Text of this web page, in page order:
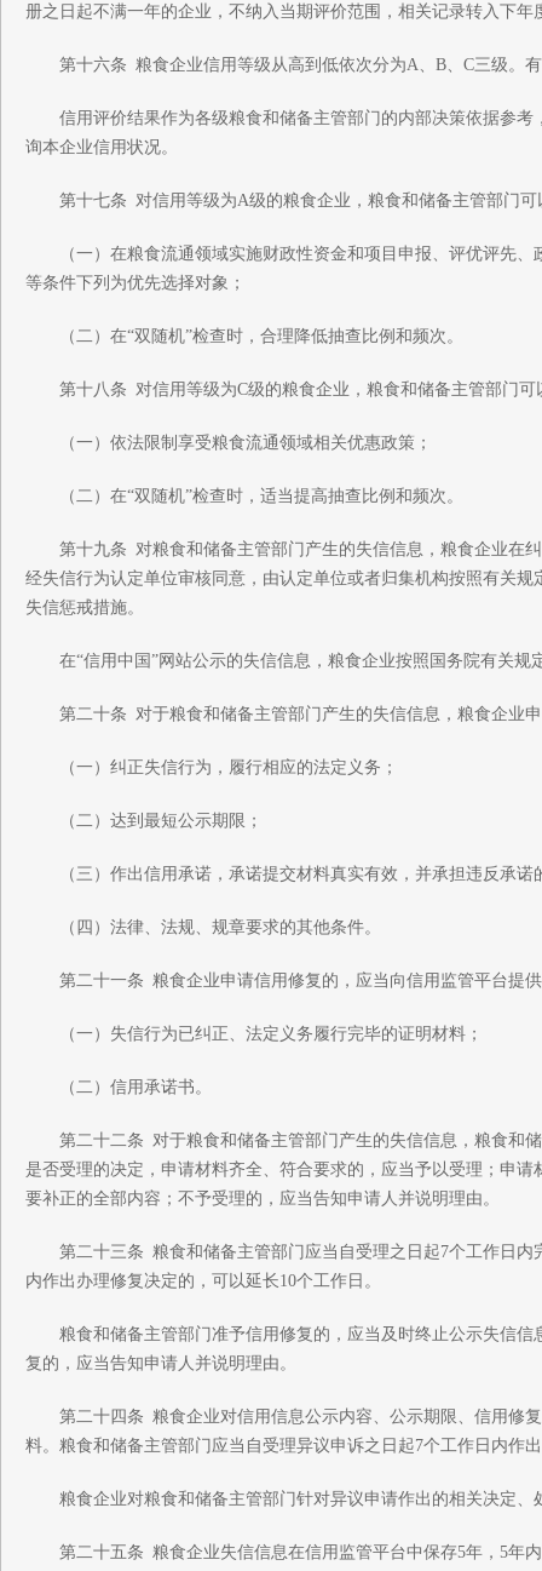
册之日起不满一年的企业，不纳入当期评价范围，相关记录转入下年
第十六条 粮食企业信用等级从高到低依次分为A、B、C三级。有
信用评价结果作为各级粮食和储备主管部门的内部决策依据参考
询本企业信用状况。
第十七条 对信用等级为A级的粮食企业，粮食和储备主管部门可
（一）在粮食流通领域实施财政性资金和项目申报、评优评先、
等条件下列为优先选择对象；
（二）在“双随机”检查时，合理降低抽查比例和频次。
第十八条 对信用等级为C级的粮食企业，粮食和储备主管部门可
（一）依法限制享受粮食流通领域相关优惠政策；
（二）在“双随机”检查时，适当提高抽查比例和频次。
第十九条 对粮食和储备主管部门产生的失信信息，粮食企业在纠
经失信行为认定单位审核同意，由认定单位或者归集机构按照有关
失信惩戒措施。
在“信用中国”网站公示的失信信息，粮食企业按照国务院有关规
第二十条 对于粮食和储备主管部门产生的失信信息，粮食企业申
（一）纠正失信行为，履行相应的法定义务；
（二）达到最短公示期限；
（三）作出信用承诺，承诺提交材料真实有效，并承担违反承诺
（四）法律、法规、规章要求的其他条件。
第二十一条 粮食企业申请信用修复的，应当向信用监管平台提
（一）失信行为已纠正、法定义务履行完毕的证明材料；
（二）信用承诺书。
第二十二条 对于粮食和储备主管部门产生的失信信息，粮食和储
是否受理的决定，申请材料齐全、符合要求的，应当予以受理；申
要补正的全部内容；不予受理的，应当告知申请人并说明理由。
第二十三条 粮食和储备主管部门应当自受理之日起7个工作日内
内作出办理修复决定的，可以延长10个工作日。
粮食和储备主管部门准予信用修复的，应当及时终止公示失信信
复的，应当告知申请人并说明理由。
第二十四条 粮食企业对信用信息公示内容、公示期限、信用修复
料。粮食和储备主管部门应当自受理异议申诉之日起7个工作日内作
粮食企业对粮食和储备主管部门针对异议申请作出的相关决定、
第二十五条 粮食企业失信信息在信用监管平台中保存5年，5年